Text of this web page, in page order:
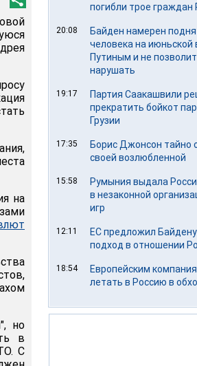
на
но
в
С
погибли трое граждан
20:08
Байден намерен
человека на июньской
Путиным и не
нарушать
19:17
Партия Саакашвили
прекратить бойкот
Грузии
17:35
Борис Джонсон тайно
своей возлюбленной
15:58
Румыния выдала
в незаконной
игр
12:11
ЕС предложил
подход в отношении
18:54
Европейским
летать в Россию в